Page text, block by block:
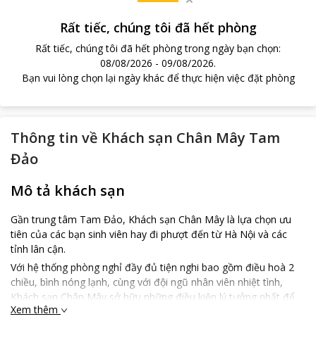
Rất tiếc, chúng tôi đã hết phòng
Rất tiếc, chúng tôi đã hết phòng trong ngày bạn chọn:
08/08/2026 - 09/08/2026.
Bạn vui lòng chọn lại ngày khác để thực hiện việc đặt phòng
Thông tin về Khách sạn Chân Mây Tam
Đảo
Mô tả khách sạn
Gần trung tâm Tam Đảo, Khách sạn Chân Mây là lựa chọn ưu
tiên của các bạn sinh viên hay đi phượt đến từ Hà Nội và các
tỉnh lân cận.
Với hệ thống phòng nghỉ đầy đủ tiện nghi bao gồm điều hoà 2
chiều, bình nóng lạnh, cùng với đội ngũ nhân viên nhiệt tình,
Khách sạn Chân Mây sở hữu những điều kiện lý tưởng nhất để
kiến tạo nên những trải nghiệm hoàn hảo cho du khách trong
Xem thêm